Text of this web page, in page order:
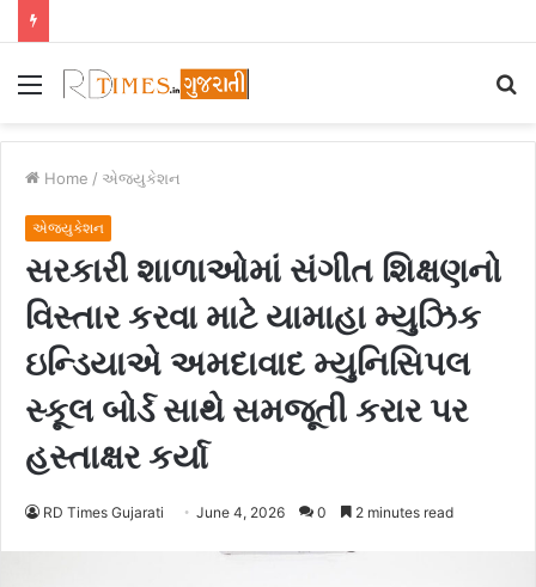
Menu
Home / એજ્યુકેશન
એજ્યુકેશન
સરકારી શાળાઓમાં સંગીત શિક્ષણનો
વિસ્તાર કરવા માટે યામાહા મ્યુઝિક
ઇન્ડિયાએ અમદાવાદ મ્યુનિસિપલ
સ્કૂલ બોર્ડ સાથે સમજૂતી કરાર પર
હસ્તાક્ષર કર્યા
RD Times Gujarati June 4, 2026 0 2 minutes read